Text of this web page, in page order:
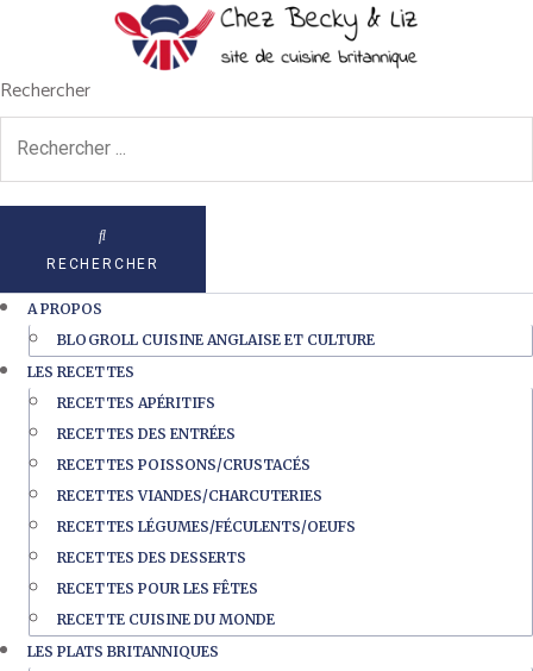
Rechercher
RECHERCHER
A PROPOS
BLOGROLL CUISINE ANGLAISE ET CULTURE
LES RECETTES
RECETTES APÉRITIFS
RECETTES DES ENTRÉES
RECETTES POISSONS/CRUSTACÉS
RECETTES VIANDES/CHARCUTERIES
RECETTES LÉGUMES/FÉCULENTS/OEUFS
RECETTES DES DESSERTS
RECETTES POUR LES FÊTES
RECETTE CUISINE DU MONDE
LES PLATS BRITANNIQUES